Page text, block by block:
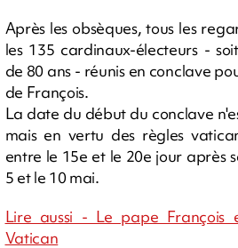
Après les obsèques, tous les
les 135 cardinaux-électeurs -
de 80 ans - réunis en conclave
de François.
La date du début du conclave
mais en vertu des règles
entre le 15e et le 20e jour après
5 et le 10 mai.
Lire aussi - Le pape François
Vatican